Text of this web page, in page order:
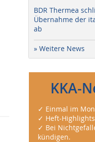
BDR Thermea
Übernahme der
ab
» Weitere News
KKA-
✓ Einmal im
✓ Heft-
✓ Bei
kündigen.